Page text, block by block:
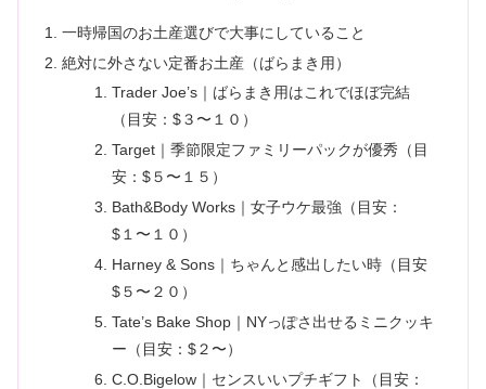
一時帰国のお土産選びで大事にしていること
絶対に外さない定番お土産（ばらまき用）
Trader Joe’s｜ばらまき用はこれでほぼ完結
（目安：$３〜１０）
Target｜季節限定ファミリーパックが優秀（目
安：$５〜１５）
Bath&Body Works｜女子ウケ最強（目安：
$１〜１０）
Harney & Sons｜ちゃんと感出したい時（目安
$５〜２０）
Tate’s Bake Shop｜NYっぽさ出せるミニクッキ
ー（目安：$２〜）
C.O.Bigelow｜センスいいプチギフト（目安：